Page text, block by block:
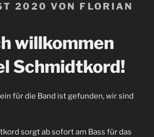
2020 VON FLORIAN
willkommen
Schmidtkord!
für die Band ist gefunden, wir sind
sorgt ab sofort am Bass für das